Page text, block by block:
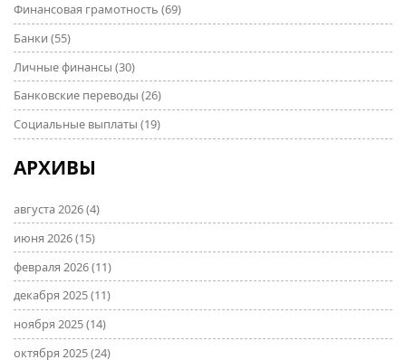
Финансовая грамотность (69)
Банки (55)
Личные финансы (30)
Банковские переводы (26)
Социальные выплаты (19)
АРХИВЫ
августа 2026(4)
июня 2026(15)
февраля 2026(11)
декабря 2025(11)
ноября 2025(14)
октября 2025(24)